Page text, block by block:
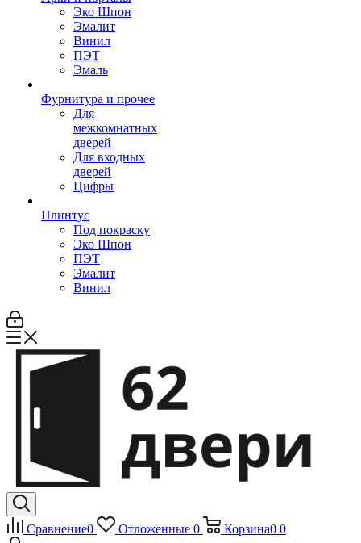
Эко Шпон
Эмалит
Винил
ПЭТ
Эмаль
Фурнитура и прочее
Для
межкомнатных
дверей
Для входных
дверей
Цифры
Плинтус
Под покраску
Эко Шпон
ПЭТ
Эмалит
Винил
Сравнение0 Отложенные 0 Корзина0 0